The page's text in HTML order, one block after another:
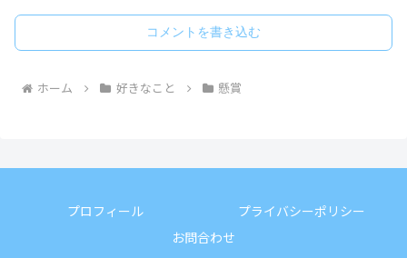
コメントを書き込む
ホーム 好きなこと 懸賞
プロフィール
プライバシーポリシー
お問合わせ